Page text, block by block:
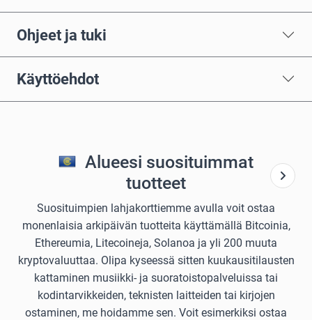
Ohjeet ja tuki
Käyttöehdot
Alueesi suosituimmat
tuotteet
Suosituimpien lahjakorttiemme avulla voit ostaa
monenlaisia arkipäivän tuotteita käyttämällä Bitcoinia,
Ethereumia, Litecoineja, Solanoa ja yli 200 muuta
kryptovaluuttaa. Olipa kyseessä sitten kuukausitilausten
kattaminen musiikki- ja suoratoistopalveluissa tai
kodintarvikkeiden, teknisten laitteiden tai kirjojen
ostaminen, me hoidamme sen. Voit esimerkiksi ostaa